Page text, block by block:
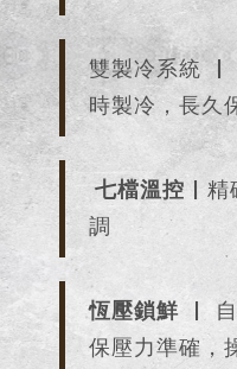
雙製冷系統 |
時製冷，長久
七檔溫控 | 精
調
恆壓鎖鮮| 自
保壓力準確，